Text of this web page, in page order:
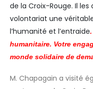
de la Croix-Rouge. Il
volontariat une
l’humanité et l’entraide
humanitaire. Votre
monde solidaire de
M. Chapagain a visité